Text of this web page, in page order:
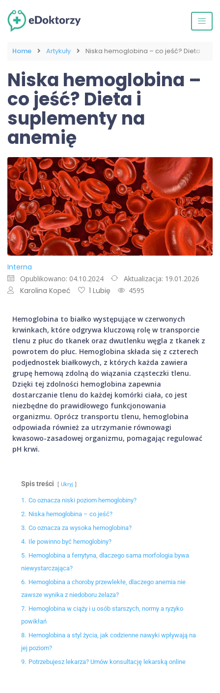
Home Artykuły Niska hemoglobina – co jeść? Dieta i
Niska hemoglobina –
co jeść? Dieta i
suplementy na
anemię
Interna
Opublikowano: 04.10.2024 Aktualizacja: 19.01.2026
Karolina Kopeć 1 Lubię 4595
Hemoglobina to białko występujące w czerwonych
krwinkach, które odgrywa kluczową rolę w transporcie
tlenu z płuc do tkanek oraz dwutlenku węgla z tkanek z
powrotem do płuc. Hemoglobina składa się z czterech
podjednostek białkowych, z których każda zawiera
grupę hemową zdolną do wiązania cząsteczki tlenu.
Dzięki tej zdolności hemoglobina zapewnia
dostarczanie tlenu do każdej komórki ciała, co jest
niezbędne do prawidłowego funkcjonowania
organizmu. Oprócz transportu tlenu, hemoglobina
odpowiada również za utrzymanie równowagi
kwasowo-zasadowej organizmu, pomagając regulować
pH krwi.
Spis treści Ukryj
1. Co oznacza niski poziom hemoglobiny?
2. Niska hemoglobina – co jeść?
3. Co oznacza za wysoka hemoglobina?
4. Ile powinno być hemoglobiny?
5. Hemoglobina a ferrytyna, dlaczego sama morfologia bywa
niewystarczająca?
6. Hemoglobina a choroby przewlekłe, dlaczego anemia nie
zawsze wynika z niedoboru żelaza?
7. Hemoglobina w ciąży i u osób starszych, normy a ryzyko
powikłań
8. Hemoglobina a styl życia, jak codzienne nawyki wpływają na
jej poziom?
9. Potrzebujesz lekarza? Umów konsultację lekarską online